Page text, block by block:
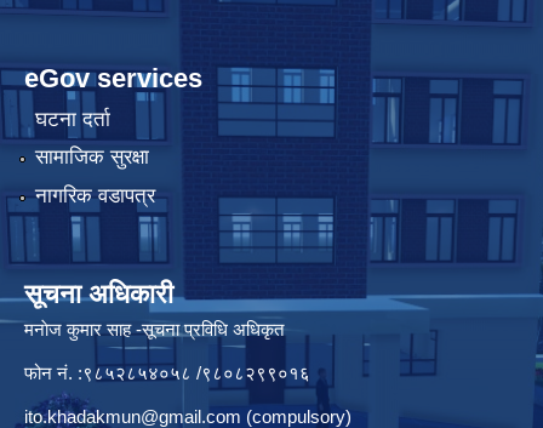
eGov services
घटना दर्ता
सामाजिक सुरक्षा
नागरिक वडापत्र
सूचना अधिकारी
मनाेज कुमार साह -सूचना प्रविधि अधिकृत
फोन नं. :९८५२८५४०५८ /९८०८२९९०१६
ito.khadakmun@gmail.com (compulsory)